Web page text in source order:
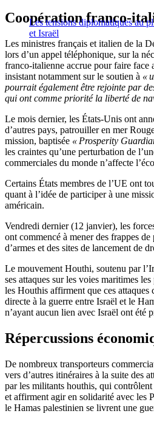
Les tensions diplomatiques au
et Israël
Coopération franco-
Les ministres français et italien de la
lors d’un appel téléphonique, sur la
franco-italienne accrue pour faire face
insistant notamment sur le soutien à «
pourrait également être rejointe par
qui ont comme priorité la liberté de
Le mois dernier, les États-Unis ont
d’autres pays, patrouiller en mer
mission, baptisée « Prosperity
les craintes qu’une perturbation de
commerciales du monde n’affecte
Certains États membres de l’UE ont
quant à l’idée de participer à une
américain.
Vendredi dernier (12 janvier), les
ont commencé à mener des frappes
d’armes et des sites de lancement de
Le mouvement Houthi, soutenu par
ses attaques sur les voies maritimes
les Houthis affirment que ces attaques
directe à la guerre entre Israël et le
n’ayant aucun lien avec Israël ont été
Répercussions
De nombreux transporteurs
vers d’autres itinéraires à la suite des
par les militants houthis, qui
et affirment agir en solidarité avec les
le Hamas palestinien se livrent une